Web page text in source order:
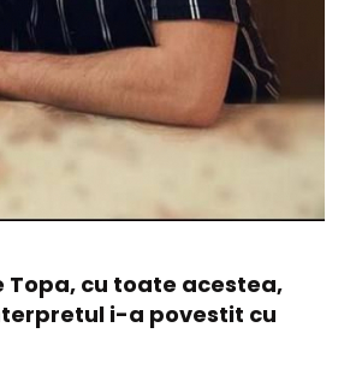
cu toate acestea,
i-a povestit cu